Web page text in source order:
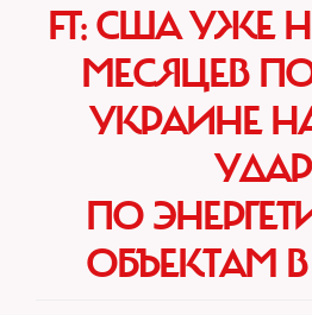
FT: США УЖЕ
МЕСЯЦЕВ
УКРАИНЕ
ПО
ОБЪЕКТАМ